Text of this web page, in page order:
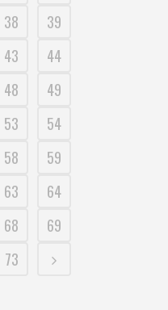
38
39
43
44
48
49
53
54
58
59
63
64
68
69
73